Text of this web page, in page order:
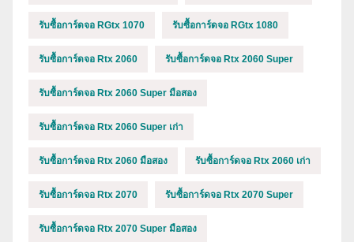
รับซื้อการ์ดจอ RGtx 1070 รับซื้อการ์ดจอ RGtx 1080
รับซื้อการ์ดจอ Rtx 2060 รับซื้อการ์ดจอ Rtx 2060 Super
รับซื้อการ์ดจอ Rtx 2060 Super มือสอง
รับซื้อการ์ดจอ Rtx 2060 Super เก่า
รับซื้อการ์ดจอ Rtx 2060 มือสอง รับซื้อการ์ดจอ Rtx 2060 เก่า
รับซื้อการ์ดจอ Rtx 2070 รับซื้อการ์ดจอ Rtx 2070 Super
รับซื้อการ์ดจอ Rtx 2070 Super มือสอง